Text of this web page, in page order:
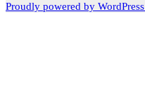
Proudly powered by WordPress